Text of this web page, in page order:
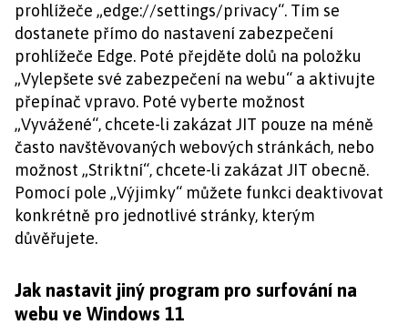
prohlížeče „edge://settings/privacy“. Tím se
dostanete přímo do nastavení zabezpečení
prohlížeče Edge. Poté přejděte dolů na položku
„Vylepšete své zabezpečení na webu“ a aktivujte
přepínač vpravo. Poté vyberte možnost
„Vyvážené“, chcete-li zakázat JIT pouze na méně
často navštěvovaných webových stránkách, nebo
možnost „Striktní“, chcete-li zakázat JIT obecně.
Pomocí pole „Výjimky“ můžete funkci deaktivovat
konkrétně pro jednotlivé stránky, kterým
důvěřujete.
Jak nastavit jiný program pro surfování na
webu ve Windows 11